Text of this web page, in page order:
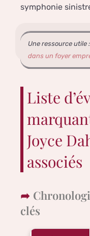
symphonie
Une ressource utile :
dans un foyer
Liste
Joyce
associés
clés